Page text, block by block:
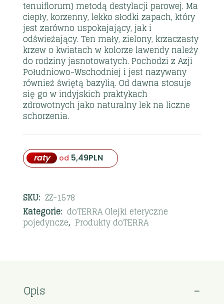
tenuiflorum) metodą destylacji parowej. Ma
ciepły, korzenny, lekko słodki zapach, który
jest zarówno uspokajający, jak i
odświeżający. Ten mały, zielony, krzaczasty
krzew o kwiatach w kolorze lawendy należy
do rodziny jasnotowatych. Pochodzi z Azji
Południowo-Wschodniej i jest nazywany
również świętą bazylią. Od dawna stosuje
się go w indyjskich praktykach
zdrowotnych jako naturalny lek na liczne
schorzenia.
raty od 5,49PLN
SKU: ZZ-1578
Kategorie: doTERRA Olejki eteryczne
pojedyncze, Produkty doTERRA
Opis